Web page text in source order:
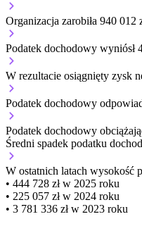
Organizacja zarobiła 940 012
Podatek dochodowy wyniósł
W rezultacie osiągnięty zysk
Podatek dochodowy
Podatek dochodowy
Średni spadek podatku
W ostatnich latach wysokość
• 444 728 zł w 2025 roku
• 225 057 zł w 2024 roku
• 3 781 336 zł w 2023 roku